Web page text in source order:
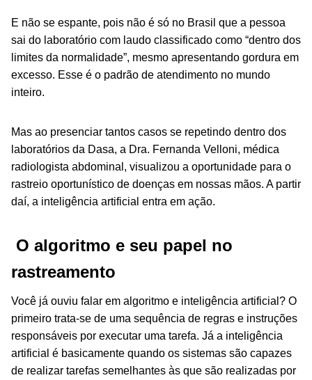
E não se espante, pois não é só no Brasil que a pessoa
sai do laboratório com laudo classificado como “dentro dos
limites da normalidade”, mesmo apresentando gordura em
excesso. Esse é o padrão de atendimento no mundo
inteiro.
Mas ao presenciar tantos casos se repetindo dentro dos
laboratórios da Dasa, a Dra. Fernanda Velloni, médica
radiologista abdominal, visualizou a oportunidade para o
rastreio oportunístico de doenças em nossas mãos. A partir
daí, a inteligência artificial entra em ação.
O algoritmo e seu papel no
rastreamento
Você já ouviu falar em algoritmo e inteligência artificial? O
primeiro trata-se de uma sequência de regras e instruções
responsáveis por executar uma tarefa. Já a inteligência
artificial é basicamente quando os sistemas são capazes
de realizar tarefas semelhantes às que são realizadas por